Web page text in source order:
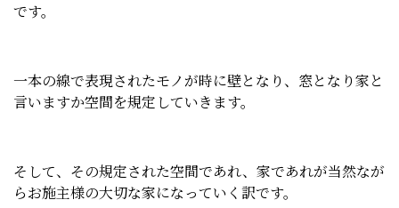
です。
一本の線で表現されたモノが時に壁となり、窓となり家と
言いますか空間を規定していきます。
そして、その規定された空間であれ、家であれが当然なが
らお施主様の大切な家になっていく訳です。